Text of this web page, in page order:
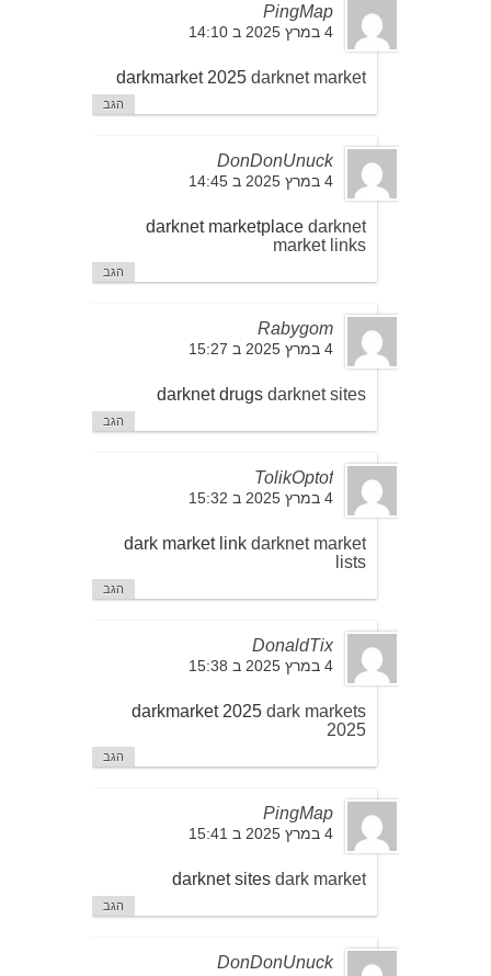
PingMap
4 במרץ 2025 ב 14:10
darkmarket 2025 darknet market
הגב
DonDonUnuck
4 במרץ 2025 ב 14:45
darknet marketplace darknet
market links
הגב
Rabygom
4 במרץ 2025 ב 15:27
darknet drugs darknet sites
הגב
TolikOptof
4 במרץ 2025 ב 15:32
dark market link darknet market
lists
הגב
DonaldTix
4 במרץ 2025 ב 15:38
darkmarket 2025 dark markets
2025
הגב
PingMap
4 במרץ 2025 ב 15:41
darknet sites dark market
הגב
DonDonUnuck